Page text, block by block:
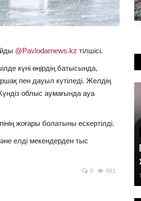
@Pavlodarnews.kz тілшісі.
күні өңірдің батысында,
пен дауыл күтіледі. Желдің
облыс аумағында ауа
жоғары болатыны ескертілді.
елді мекендерден тыс
0 481